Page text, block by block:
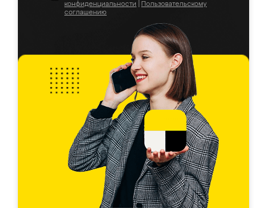
конфиденциальности
Пользовательскому
соглашению